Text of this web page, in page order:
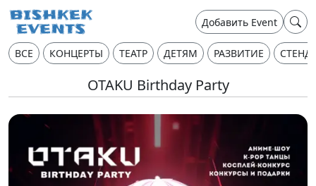
Добавить Event
ВСЕ КОНЦЕРТЫ ТЕАТР ДЕТЯМ РАЗВИТИЕ
OTAKU Birthday Party